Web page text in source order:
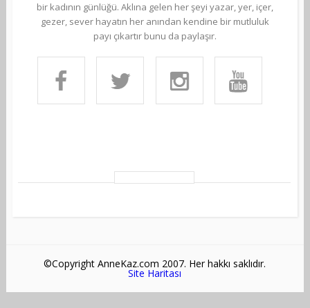
bir kadının günlüğü. Aklına gelen her şeyi yazar, yer, içer,
gezer, sever hayatın her anından kendine bir mutluluk
payı çıkartır bunu da paylaşır.
©Copyright AnneKaz.com 2007. Her hakkı saklıdır.
Site Haritası